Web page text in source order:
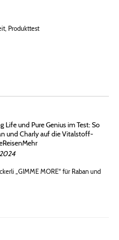
, Produkttest
Life und Pure Genius im Test: So
und Charly auf die Vitalstoff-
„GIMME MORE“ für Raban und